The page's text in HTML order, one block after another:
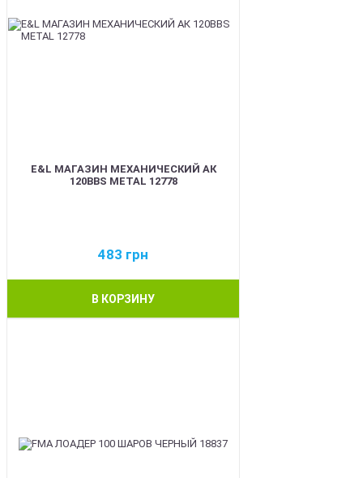
E&L МАГАЗИН МЕХАНИЧЕСКИЙ АК
120BBS METAL 12778
483 грн
В КОРЗИНУ